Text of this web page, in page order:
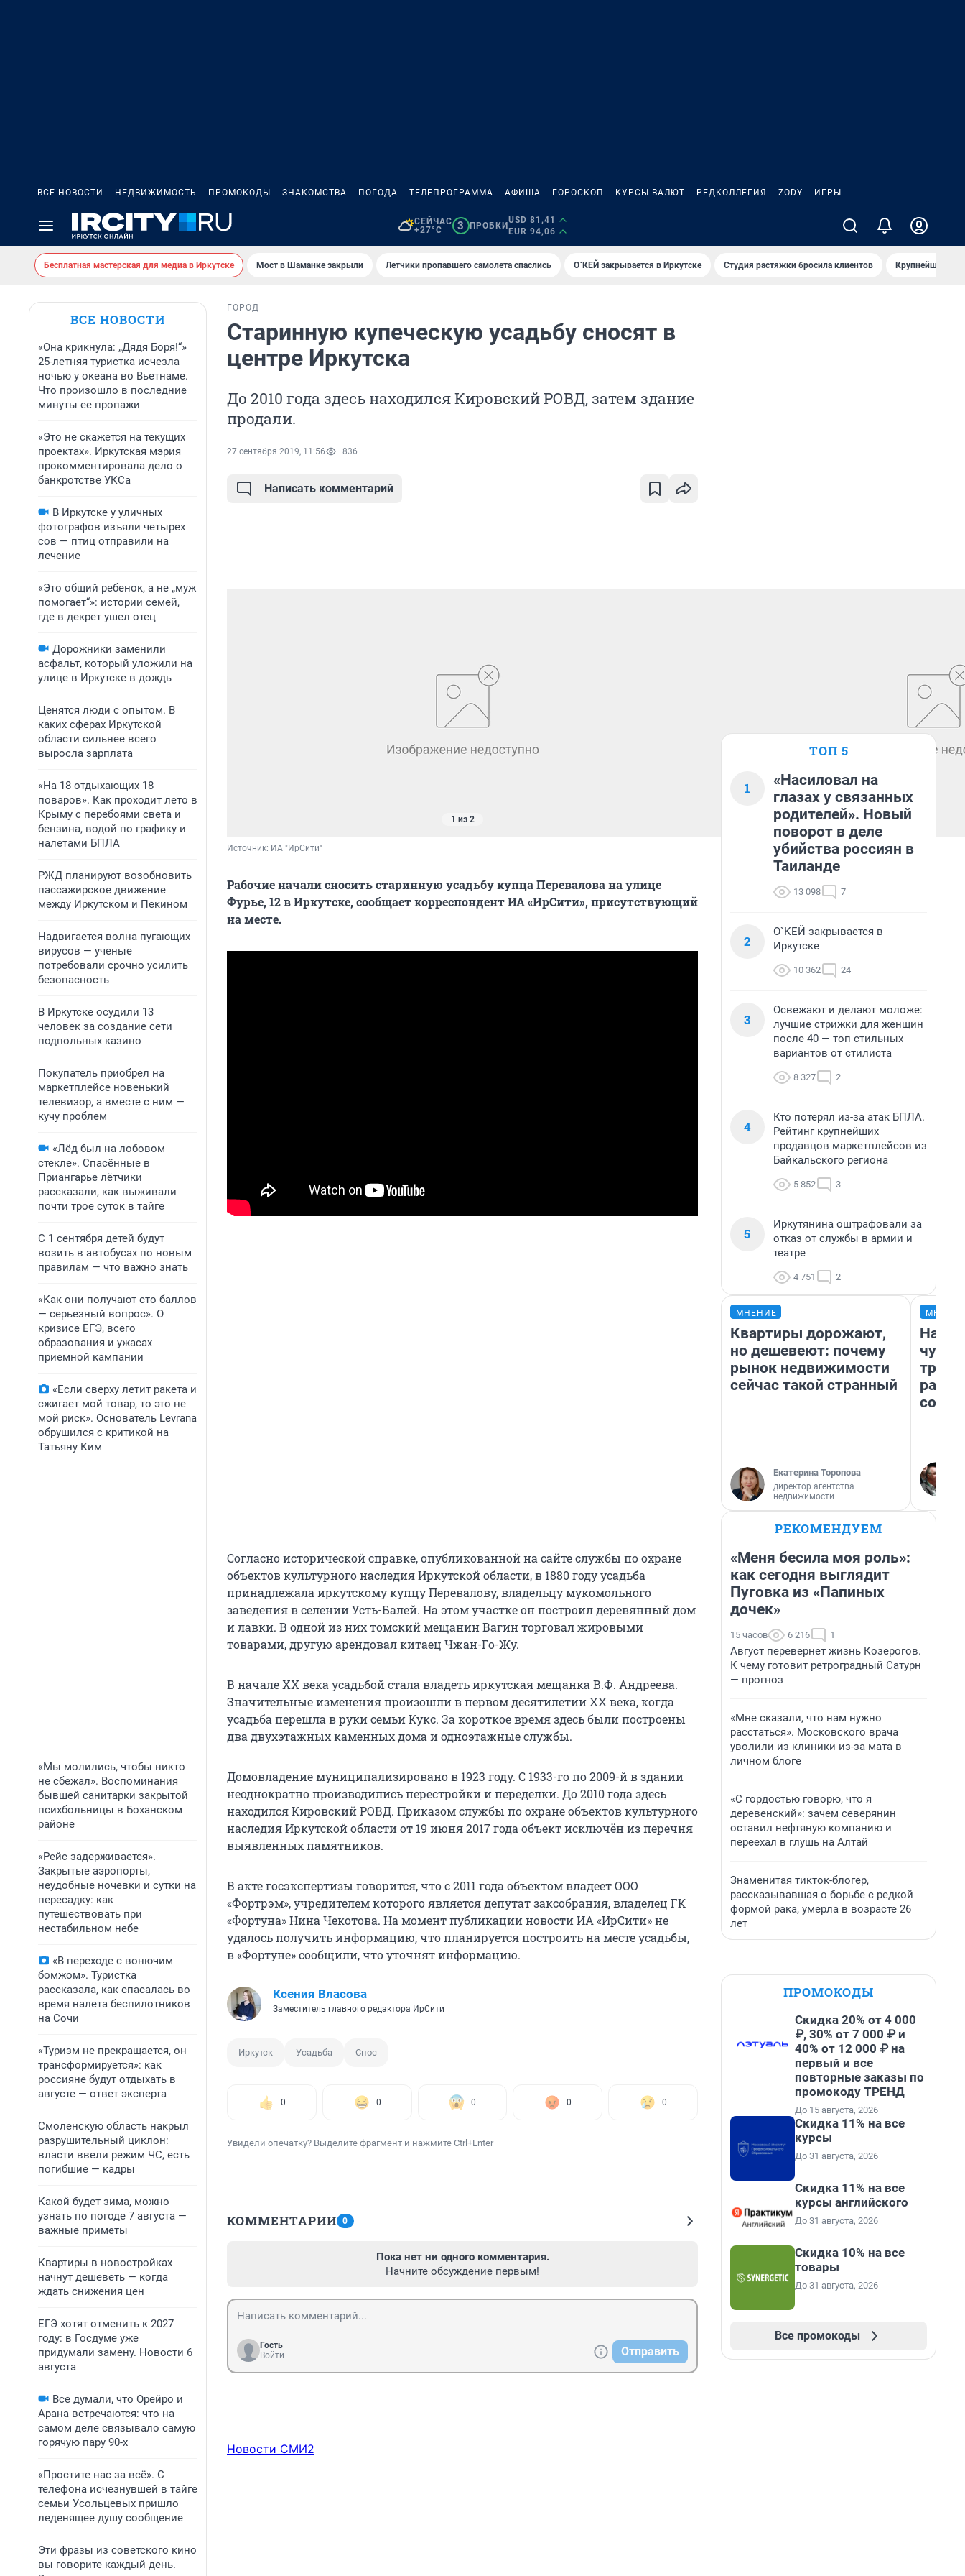
ВСЕ НОВОСТИ НЕДВИЖИМОСТЬ ПРОМОКОДЫ ЗНАКОМСТВА ПОГОДА ТЕЛЕПРОГРАММА АФИША ГОРОСКОП КУРСЫ ВАЛЮТ РЕДКОЛЛЕГИЯ ZODY ИГРЫ
СЕЙЧАС
+27°C
3 ПРОБКИ
USD 81,41
EUR 94,06
Бесплатная мастерская для медиа в Иркутске Мост в Шаманке закрыли Летчики пропавшего самолета спаслись О`КЕЙ закрывается в Иркутске Студия растяжки бросила клиентов Крупнейшие
ВСЕ НОВОСТИ
«Она крикнула: „Дядя Боря!“»
25-летняя туристка исчезла
ночью у океана во Вьетнаме.
Что произошло в последние
минуты ее пропажи
«Это не скажется на текущих
проектах». Иркутская мэрия
прокомментировала дело о
банкротстве УКСа
В Иркутске у уличных
фотографов изъяли четырех
сов — птиц отправили на
лечение
«Это общий ребенок, а не „муж
помогает“»: истории семей,
где в декрет ушел отец
Дорожники заменили
асфальт, который уложили на
улице в Иркутске в дождь
Ценятся люди с опытом. В
каких сферах Иркутской
области сильнее всего
выросла зарплата
«На 18 отдыхающих 18
поваров». Как проходит лето в
Крыму с перебоями света и
бензина, водой по графику и
налетами БПЛА
РЖД планируют возобновить
пассажирское движение
между Иркутском и Пекином
Надвигается волна пугающих
вирусов — ученые
потребовали срочно усилить
безопасность
В Иркутске осудили 13
человек за создание сети
подпольных казино
Покупатель приобрел на
маркетплейсе новенький
телевизор, а вместе с ним —
кучу проблем
«Лёд был на лобовом
стекле». Спасённые в
Приангарье лётчики
рассказали, как выживали
почти трое суток в тайге
С 1 сентября детей будут
возить в автобусах по новым
правилам — что важно знать
«Как они получают сто баллов
— серьезный вопрос». О
кризисе ЕГЭ, всего
образования и ужасах
приемной кампании
«Если сверху летит ракета и
сжигает мой товар, то это не
мой риск». Основатель Levrana
обрушился с критикой на
Татьяну Ким
«Мы молились, чтобы никто
не сбежал». Воспоминания
бывшей санитарки закрытой
психбольницы в Боханском
районе
«Рейс задерживается».
Закрытые аэропорты,
неудобные ночевки и сутки на
пересадку: как
путешествовать при
нестабильном небе
«В переходе с вонючим
бомжом». Туристка
рассказала, как спасалась во
время налета беспилотников
на Сочи
«Туризм не прекращается, он
трансформируется»: как
россияне будут отдыхать в
августе — ответ эксперта
Смоленскую область накрыл
разрушительный циклон:
власти ввели режим ЧС, есть
погибшие — кадры
Какой будет зима, можно
узнать по погоде 7 августа —
важные приметы
Квартиры в новостройках
начнут дешеветь — когда
ждать снижения цен
ЕГЭ хотят отменить к 2027
году: в Госдуме уже
придумали замену. Новости 6
августа
Все думали, что Орейро и
Арана встречаются: что на
самом деле связывало самую
горячую пару 90-х
«Простите нас за всё». С
телефона исчезнувшей в тайге
семьи Усольцевых пришло
леденящее душу сообщение
Эти фразы из советского кино
вы говорите каждый день.
ГОРОД
Старинную купеческую усадьбу сносят в
центре Иркутска
До 2010 года здесь находился Кировский РОВД, затем здание
продали.
27 сентября 2019, 11:56 836
Написать комментарий
1 из 2
Источник: ИА "ИрСити"
Рабочие начали сносить старинную усадьбу купца Перевалова на улице
Фурье, 12 в Иркутске, сообщает корреспондент ИА «ИрСити», присутствующий
на месте.
Согласно исторической справке, опубликованной на сайте службы по охране
объектов культурного наследия Иркутской области, в 1880 году усадьба
принадлежала иркутскому купцу Перевалову, владельцу мукомольного
заведения в селении Усть-Балей. На этом участке он построил деревянный дом
и лавки. В одной из них томский мещанин Вагин торговал жировыми
товарами, другую арендовал китаец Чжан-Го-Жу.
В начале XX века усадьбой стала владеть иркутская мещанка В.Ф. Андреева.
Значительные изменения произошли в первом десятилетии XX века, когда
усадьба перешла в руки семьи Кукс. За короткое время здесь были построены
два двухэтажных каменных дома и одноэтажные службы.
Домовладение муниципализировано в 1923 году. С 1933-го по 2009-й в здании
неоднократно производились перестройки и переделки. До 2010 года здесь
находился Кировский РОВД. Приказом службы по охране объектов культурного
наследия Иркутской области от 19 июня 2017 года объект исключён из перечня
выявленных памятников.
В акте госэкспертизы говорится, что с 2011 года объектом владеет ООО
«Фортрэм», учредителем которого является депутат заксобрания, владелец ГК
«Фортуна» Нина Чекотова. На момент публикации новости ИА «ИрСити» не
удалось получить информацию, что планируется построить на месте усадьбы,
в «Фортуне» сообщили, что уточнят информацию.
Ксения Власова
Заместитель главного редактора ИрСити
Иркутск Усадьба Снос
0 0 0 0 0
Увидели опечатку? Выделите фрагмент и нажмите Ctrl+Enter
КОММЕНТАРИИ 0
Пока нет ни одного комментария.
Начните обсуждение первым!
Гость
Войти
Отправить
Новости СМИ2
ТОП 5
1
«Насиловал на
глазах у связанных
родителей». Новый
поворот в деле
убийства россиян в
Таиланде
13 098 7
2
О`КЕЙ закрывается в
Иркутске
10 362 24
3
Освежают и делают моложе:
лучшие стрижки для женщин
после 40 — топ стильных
вариантов от стилиста
8 327 2
4
Кто потерял из-за атак БПЛА.
Рейтинг крупнейших
продавцов маркетплейсов из
Байкальского региона
5 852 3
5
Иркутянина оштрафовали за
отказ от службы в армии и
театре
4 751 2
МНЕНИЕ
Квартиры дорожают,
но дешевеют: почему
рынок недвижимости
сейчас такой странный
Екатерина Торопова
директор агентства
недвижимости
РЕКОМЕНДУЕМ
«Меня бесила моя роль»:
как сегодня выглядит
Пуговка из «Папиных
дочек»
15 часов 6 216 1
Август перевернет жизнь Козерогов.
К чему готовит ретроградный Сатурн
— прогноз
«Мне сказали, что нам нужно
расстаться». Московского врача
уволили из клиники из-за мата в
личном блоге
«С гордостью говорю, что я
деревенский»: зачем северянин
оставил нефтяную компанию и
переехал в глушь на Алтай
Знаменитая тикток-блогер,
рассказывавшая о борьбе с редкой
формой рака, умерла в возрасте 26
лет
ПРОМОКОДЫ
Скидка 20% от 4 000
₽, 30% от 7 000 ₽ и
40% от 12 000 ₽ на
первый и все
повторные заказы по
промокоду ТРЕНД
До 15 августа, 2026
Скидка 11% на все
курсы
До 31 августа, 2026
Скидка 11% на все
курсы английского
До 31 августа, 2026
Скидка 10% на все
товары
До 31 августа, 2026
Все промокоды